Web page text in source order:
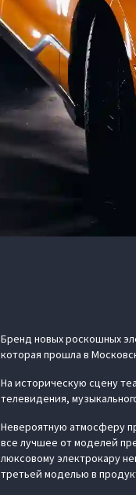
Бренд новых роскошных
которая прошла в
На историческую сцену
телевидения,
Невероятную атмосферу
все лучшее от моделей
люксовому электрокару
третьей моделью в